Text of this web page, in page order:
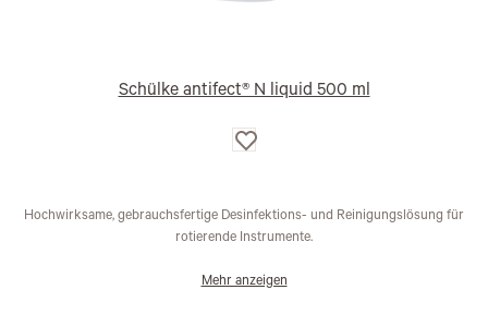
Schülke antifect® N liquid 500 ml
Auf
die
Hochwirksame, gebrauchsfertige Desinfektions- und Reinigungslösung für
rotierende Instrumente.
Mehr anzeigen